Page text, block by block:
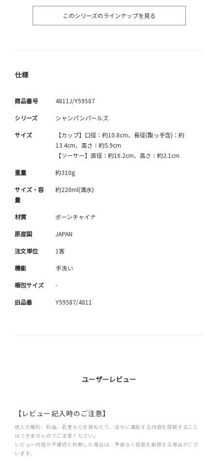
このシリーズのラインナップを見る
仕様
商品番号 4811J/Y59587
シリーズ シャンパンパールズ
サイズ
【カップ】口径：約10.8cm、長径(取っ手含)：約
13.4cm、高さ：約5.9cm
【ソーサー】直径：約16.2cm、高さ：約2.1cm
重量 約310g
サイズ・容
量
約220ml(満水)
材質 ボーンチャイナ
原産国 JAPAN
注文単位 1客
機能 手洗い
梱包サイズ -
旧品番 Y59587/4811
ユーザーレビュー
【レビュー記入時のご注意】
他人の権利、利益、名誉などを損ねたり、法令に違反する内容を投稿すること
はできませんのでご注意ください。
レビュー内容が不適切と判断した場合は、予告なく投稿を削除する場合がござ
います。